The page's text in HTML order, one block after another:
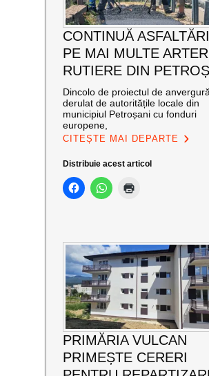
CONTINUĂ
PE MAI MULTE
RUTIERE DIN
Dincolo de proiectul de
derulat de autoritățile locale din
municipiul Petroșani cu fonduri
europene,
CITEȘTE MAI DEPARTE
Distribuie acest articol
PRIMĂRIA VULCAN
PRIMEȘTE CERERI